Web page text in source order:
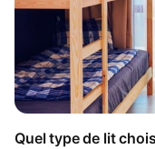
Quel type de lit